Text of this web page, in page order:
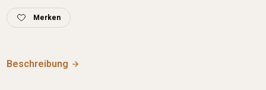
Merken
Beschreibung